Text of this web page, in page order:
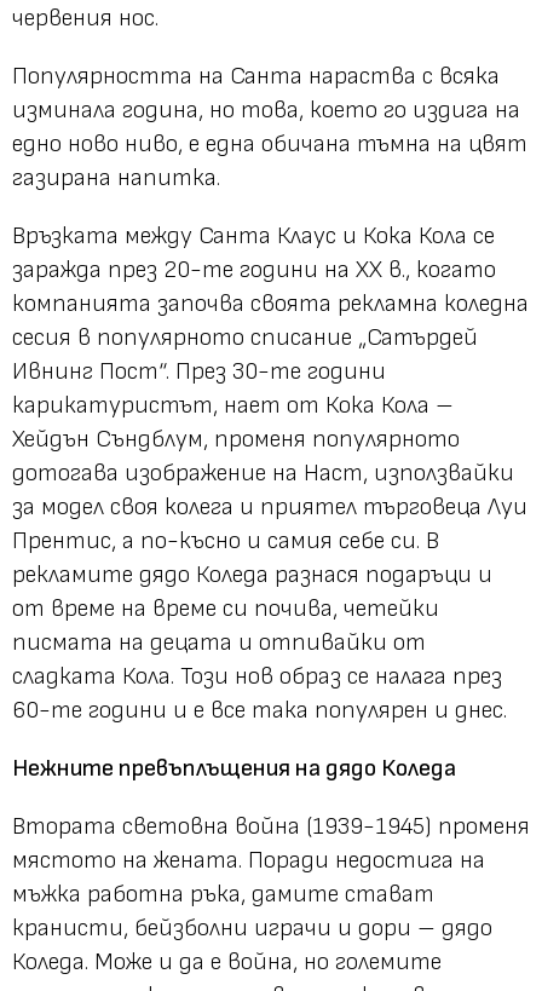
червения нос.
Популярността на Санта нараства с всяка
изминала година, но това, което го издига на
едно ново ниво, е една обичана тъмна на цвят
газирана напитка.
Връзката между Санта Клаус и Кока Кола се
заражда през 20-те години на XX в., когато
компанията започва своята рекламна коледна
сесия в популярното списание „Сатърдей
Ивнинг Пост“. През 30-те години
карикатуристът, нает от Кока Кола –
Хейдън Съндблум, променя популярното
дотогава изображение на Наст, използвайки
за модел своя колега и приятел търговеца Луи
Прентис, а по-късно и самия себе си. В
рекламите дядо Коледа разнася подаръци и
от време на време си почива, четейки
писмата на децата и отпивайки от
сладката Кола. Този нов образ се налага през
60-те години и е все така популярен и днес.
Нежните превъплъщения на дядо Коледа
Втората световна война (1939-1945) променя
мястото на жената. Поради недостига на
мъжка работна ръка, дамите стават
кранисти, бейзболни играчи и дори – дядо
Коледа. Може и да е война, но големите